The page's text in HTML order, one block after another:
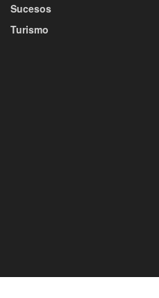
Sucesos
Turismo